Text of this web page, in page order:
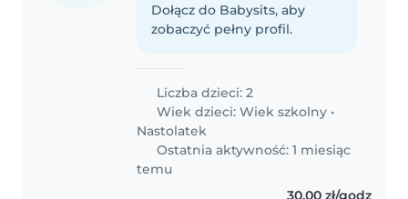
Dołącz do Babysits, aby
zobaczyć pełny profil.
Liczba dzieci: 2
Wiek dzieci:Wiek szkolny •
Nastolatek
Ostatnia aktywność: 1 miesiąc
temu
30,00 zł/godz